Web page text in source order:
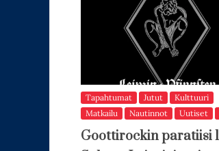
Tapahtumat Jutut
Kulttuuri
Matkailu
Nautinnot Uutiset
Goottirockin paratiisi